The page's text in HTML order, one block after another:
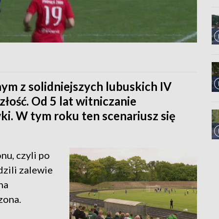
z solidniejszych lubuskich IV
Od 5 lat witniczanie
W tym roku ten scenariusz się
czyli po
zalewie